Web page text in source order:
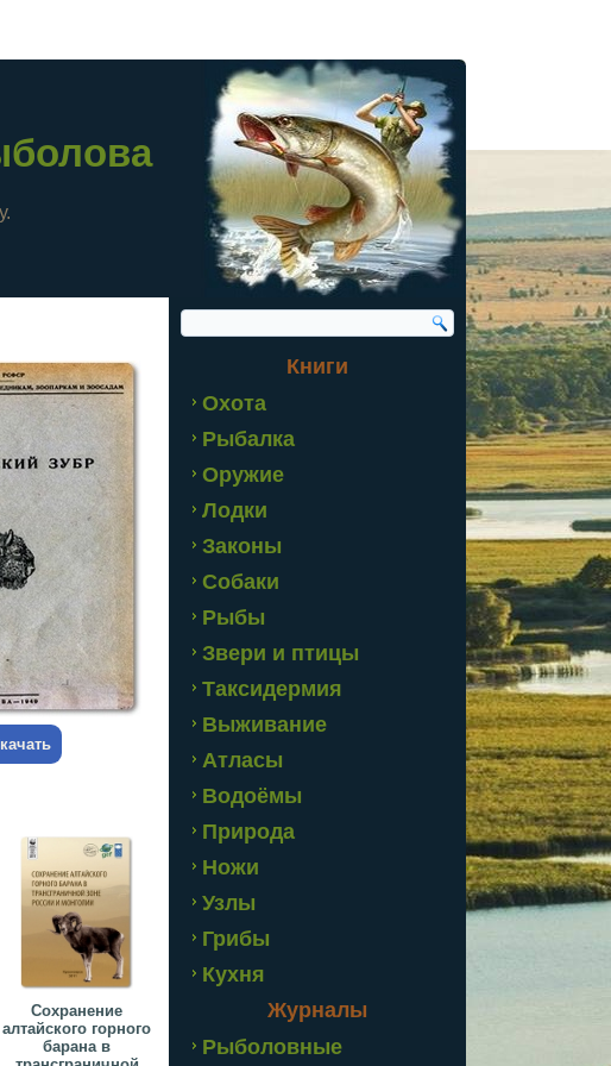
Сохранение
алтайского горного
барана в
Книги
Охота
Рыбалка
Оружие
Лодки
Законы
Собаки
Рыбы
Звери и птицы
Таксидермия
Выживание
Атласы
Водоёмы
Природа
Ножи
Узлы
Грибы
Кухня
Журналы
Рыболовные